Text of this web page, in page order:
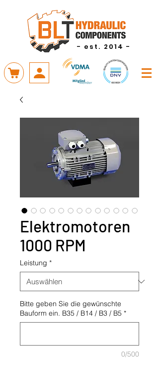
- est. 2014 -
Elektromotoren
1000 RPM
Leistung *
Bitte geben Sie die gewünschte
Bauform ein. B35 / B14 / B3 / B5 *
0/500